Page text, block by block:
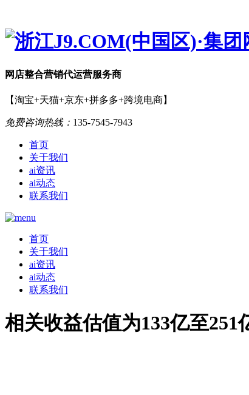
网店整合营销代运营服务商
【淘宝+天猫+京东+拼多多+跨境电商】
免费咨询热线： 135-7545-7943
首页
关于我们
ai资讯
ai动态
联系我们
首页
关于我们
ai资讯
ai动态
联系我们
相关收益估值为133亿至251